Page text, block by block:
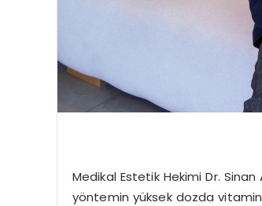
Medikal Estetik Hekimi Dr.
yöntemin yüksek dozda